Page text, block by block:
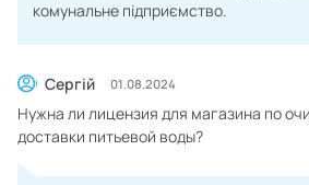
комунальне підприємство.
Сергій 01.08.2024
Нужна ли лицензия для магазина по
доставки питьевой воды?